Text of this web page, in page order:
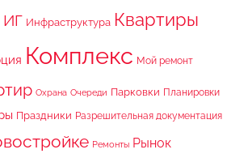
ИГ Инфраструктура Квартиры
Комплекс Мой ремонт
Охрана Очереди Парковки Планировки
Праздники Разрешительная документация
Ремонты Рынок